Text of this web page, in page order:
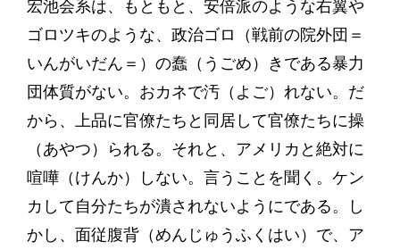
宏池会系は、もともと、安倍派のような右翼や
ゴロツキのような、政治ゴロ（戦前の院外団＝
いんがいだん＝）の蠢（うごめ）きである暴力
団体質がない。おカネで汚（よご）れない。だ
から、上品に官僚たちと同居して官僚たちに操
（あやつ）られる。それと、アメリカと絶対に
喧嘩（けんか）しない。言うことを聞く。ケン
カして自分たちが潰されないようにである。し
かし、面従腹背（めんじゅうふくはい）で、ア